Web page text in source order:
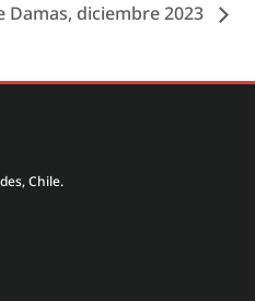
Damas, diciembre 2023
Chile.